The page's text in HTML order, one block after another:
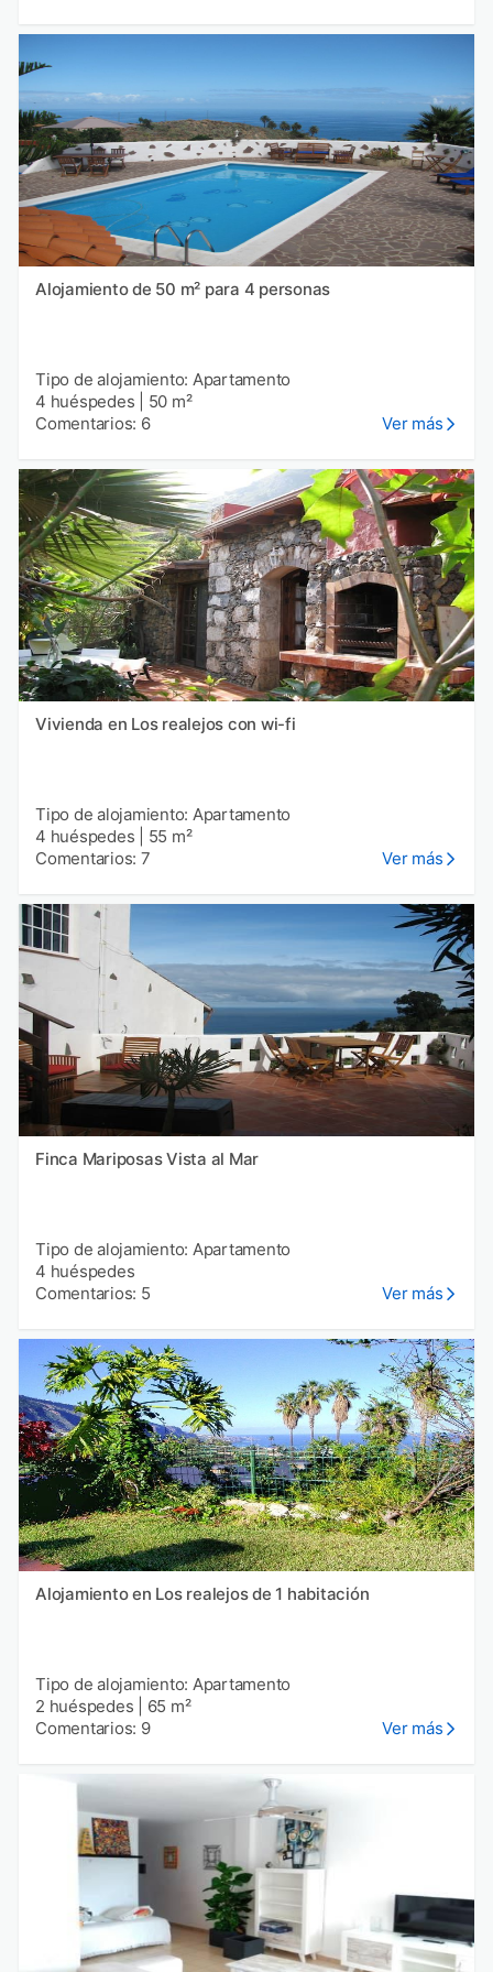
Alojamiento de 50 m² para 4 personas
Tipo de alojamiento: Apartamento
4 huéspedes
50 m²
Comentarios: 6
Ver más
Vivienda en Los realejos con wi-fi
Tipo de alojamiento: Apartamento
4 huéspedes
55 m²
Comentarios: 7
Ver más
Finca Mariposas Vista al Mar
Tipo de alojamiento: Apartamento
4 huéspedes
Comentarios: 5
Ver más
Alojamiento en Los realejos de 1 habitación
Tipo de alojamiento: Apartamento
2 huéspedes
65 m²
Comentarios: 9
Ver más